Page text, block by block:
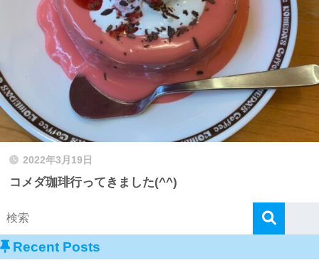
2022年3月19日
コメダ珈琲行ってきました(^^)
Recent Posts